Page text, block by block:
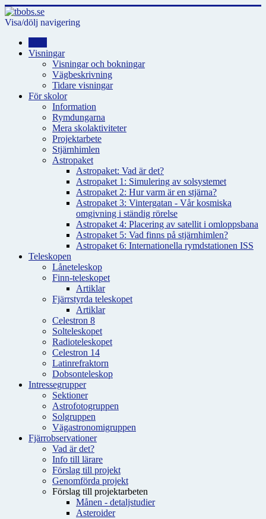
Visa/dölj navigering
Visningar
Visningar och bokningar
Vägbeskrivning
Tidare visningar
För skolor
Information
Rymdungarna
Mera skolaktiviteter
Projektarbete
Stjärnhimlen
Astropaket
Astropaket: Vad är det?
Astropaket 1: Simulering av solsystemet
Astropaket 2: Hur varm är en stjärna?
Astropaket 3: Vintergatan - Vår kosmiska
omgivning i ständig rörelse
Astropaket 4: Placering av satellit i omloppsbana
Astropaket 5: Vad finns på stjärnhimlen?
Astropaket 6: Internationella rymdstationen ISS
Teleskopen
Låneteleskop
Finn-teleskopet
Artiklar
Fjärrstyrda teleskopet
Artiklar
Celestron 8
Solteleskopet
Radioteleskopet
Celestron 14
Latinrefraktorn
Dobsonteleskop
Intressegrupper
Sektioner
Astrofotogruppen
Solgruppen
Vägastronomigruppen
Fjärrobservationer
Vad är det?
Info till lärare
Förslag till projekt
Genomförda projekt
Förslag till projektarbeten
Månen - detaljstudier
Asteroider